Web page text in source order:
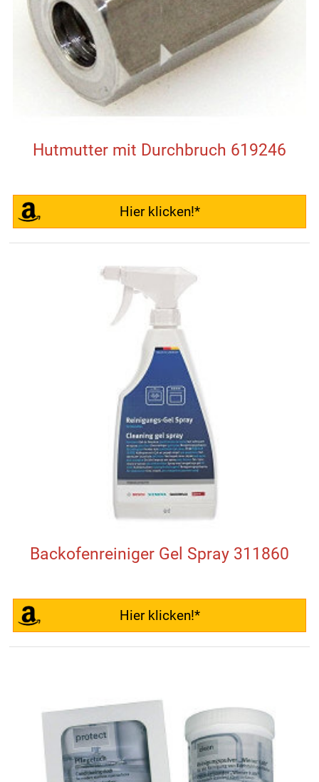
Hutmutter mit Durchbruch 619246
Hier klicken!*
Backofenreiniger Gel Spray 311860
Hier klicken!*